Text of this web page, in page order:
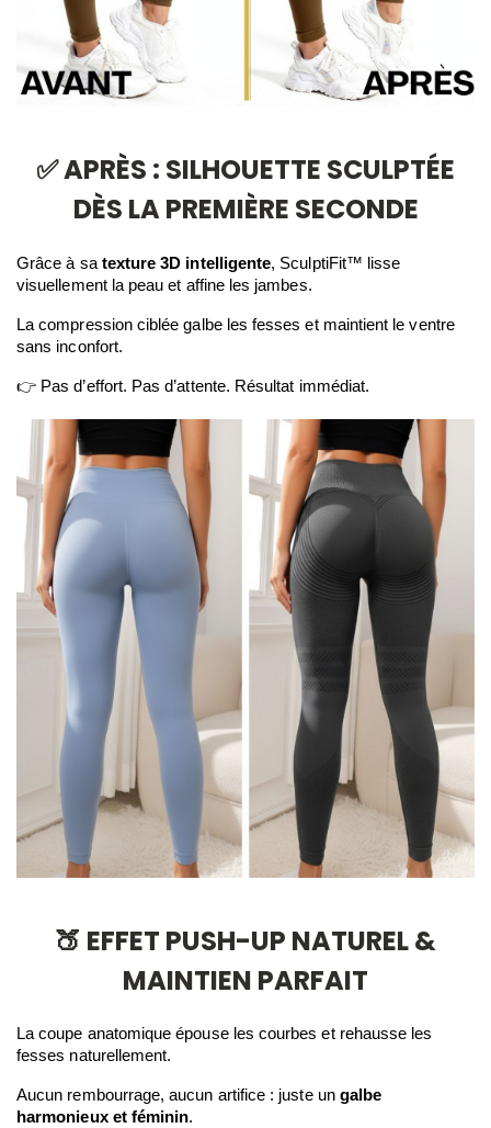
✅ APRÈS : SILHOUETTE SCULPTÉE
DÈS LA PREMIÈRE SECONDE
Grâce à sa texture 3D intelligente, SculptiFit™ lisse
visuellement la peau et affine les jambes.
La compression ciblée galbe les fesses et maintient le ventre
sans inconfort.
👉 Pas d’effort. Pas d’attente. Résultat immédiat.
🍑 EFFET PUSH-UP NATUREL &
MAINTIEN PARFAIT
La coupe anatomique épouse les courbes et rehausse les
fesses naturellement.
Aucun rembourrage, aucun artifice : juste un galbe
harmonieux et féminin.